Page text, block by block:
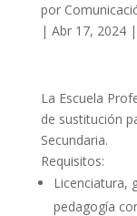
por
| Abr 17, 2024|
La Escuela
de sustitución
Secundaria.
Requisitos:
Licenciatura,
pedagogía